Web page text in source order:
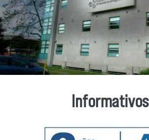
Informativos